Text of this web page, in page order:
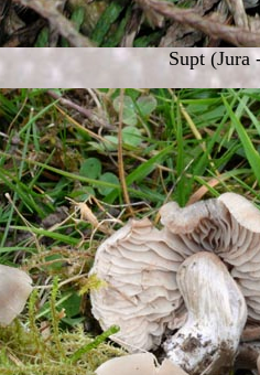
Supt (Jura